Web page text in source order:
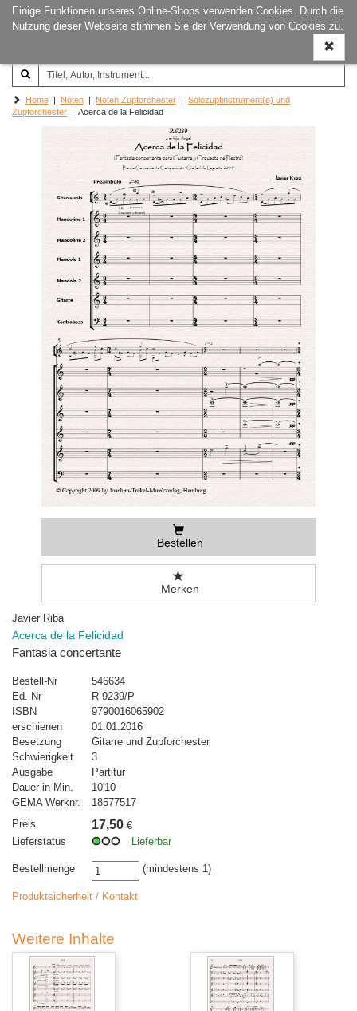
Einige Funktionen unseres Online-Shops verwenden Cookies. Durch die
Nutzung dieser Webseite stimmen Sie der Verwendung von Cookies zu.
ein-/
Joachim‐Trekel‐Musikverlag,
Hamburg
Home | Noten | Noten Zupforchester | Solozupfinstrument(e) und
Zupforchester | Acerca de la Felicidad
Bestellen
Merken
Javier Riba
Acerca de la Felicidad
Fantasia concertante
Bestell-Nr
546634
Ed.-Nr
R 9239/P
ISBN
9790016065902
erschienen
01.01.2016
Besetzung
Gitarre und Zupforchester
Schwierigkeit
3
Ausgabe
Partitur
Dauer in Min.
10'10
GEMA Werknr.
18577517
Preis
17,50 €
Lieferstatus
Lieferbar
Bestellmenge (mindestens 1)
Produktsicherheit / Kontakt
Weitere Inhalte